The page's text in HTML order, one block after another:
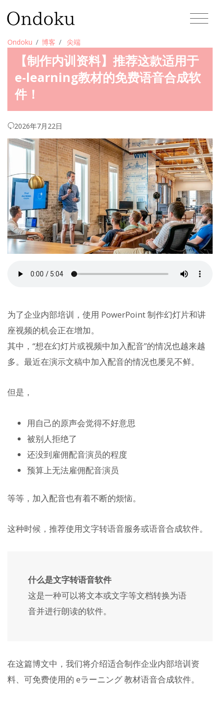
Ondoku 博客 尖端
【制作内训资料】推荐这款适用于
e-learning教材的免费语音合成软
件！
2026年7月22日
为了企业内部培训，使用 PowerPoint 制作幻灯片和讲
座视频的机会正在增加。
其中，“想在幻灯片或视频中加入配音”的情况也越来越
多。最近在演示文稿中加入配音的情况也屡见不鲜。
但是，
用自己的原声会觉得不好意思
被别人拒绝了
还没到雇佣配音演员的程度
预算上无法雇佣配音演员
等等，加入配音也有着不断的烦恼。
这种时候，推荐使用文字转语音服务或语音合成软件。
什么是文字转语音软件
这是一种可以将文本或文字等文档转换为语
音并进行朗读的软件。
在这篇博文中，我们将介绍适合制作企业内部培训资
料、可免费使用的 eラーニング 教材语音合成软件。